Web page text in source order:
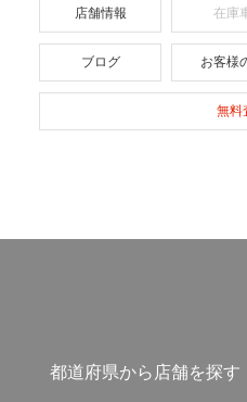
店舗情報 在庫
ブログ お客様
無料
都道府県から店舗を探す